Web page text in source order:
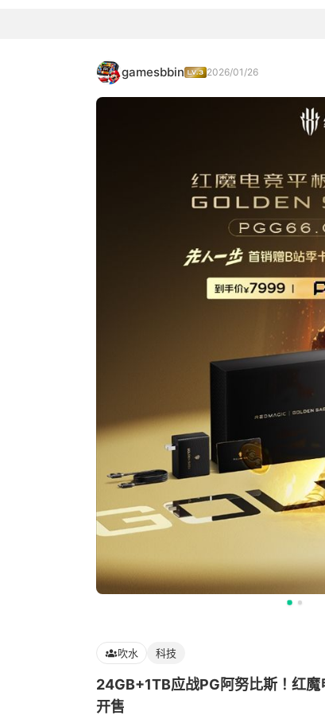
gamesbbin 2026/01/26
吹水 科技
24GB+1TB应战PG阿努比斯！红
开售